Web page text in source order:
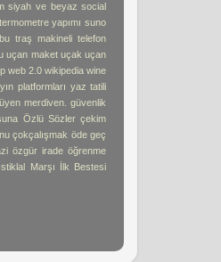
siyah ve beyaz social
yapımı suno
traş makineli telefon
uçan maket uçak uçan
web 2.0 wikipedia wine
platformları yaz tatili
merdiven. güvenlik
Özlü Sözler çekim
çokçalışmak öde geç
özgür irade öğrenme
İstiklal Marşı İlk Bestesi